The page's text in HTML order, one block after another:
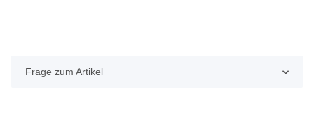
Frage zum Artikel